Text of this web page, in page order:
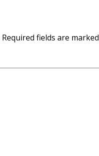
Required fields are marked